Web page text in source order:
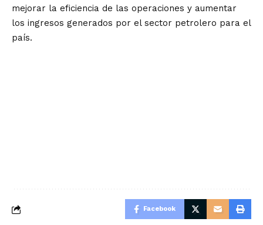
mejorar la eficiencia de las operaciones y aumentar
los ingresos generados por el sector petrolero para el
país.
Facebook